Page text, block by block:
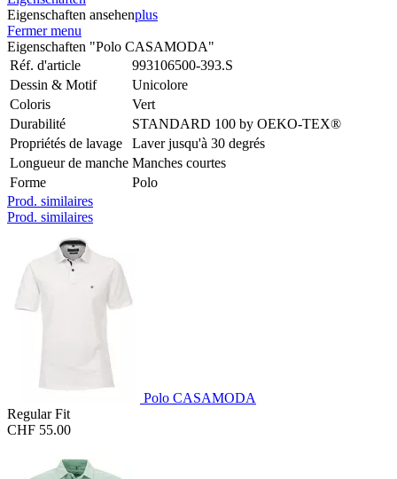
Eigenschaften ansehenplus
Fermer menu
Eigenschaften "Polo CASAMODA"
Réf. d'article
993106500-393.S
Dessin & Motif
Unicolore
Coloris
Vert
Durabilité
STANDARD 100 by OEKO-TEX®
Propriétés de lavage
Laver jusqu'à 30 degrés
Longueur de manche Manches courtes
Forme
Polo
Prod. similaires
Prod. similaires
Polo CASAMODA
Regular Fit
CHF 55.00